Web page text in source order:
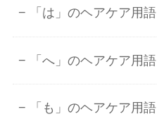
「は」のヘアケア用語
「へ」のヘアケア用語
「も」のヘアケア用語